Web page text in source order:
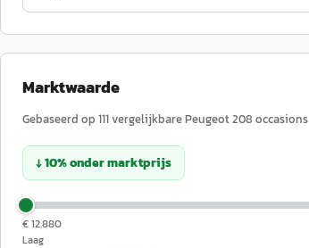
Marktwaarde
Gebaseerd op 111vergelijkbarePeugeot208 occasions
↓10%ondermarktprijs
€ 12.880
Laag